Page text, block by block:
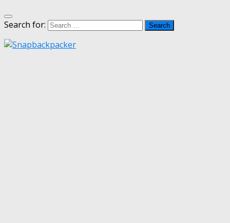
Search for: